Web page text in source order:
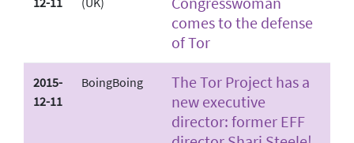
comes to the defense
of Tor
2015-
12-11
BoingBoing
The Tor Project has a
new executive
director: former EFF